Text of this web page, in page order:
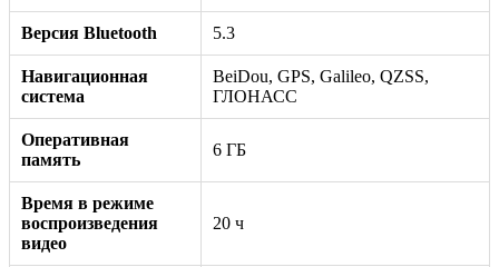
Версия Bluetooth 5.3
Навигационная
система
BeiDou, GPS, Galileo, QZSS,
ГЛОНАСС
Оперативная
память
6 ГБ
Время в режиме
воспроизведения
видео
20 ч